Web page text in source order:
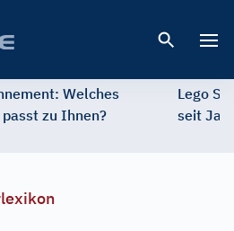
Welches
zu Ihnen?
Lego
seit